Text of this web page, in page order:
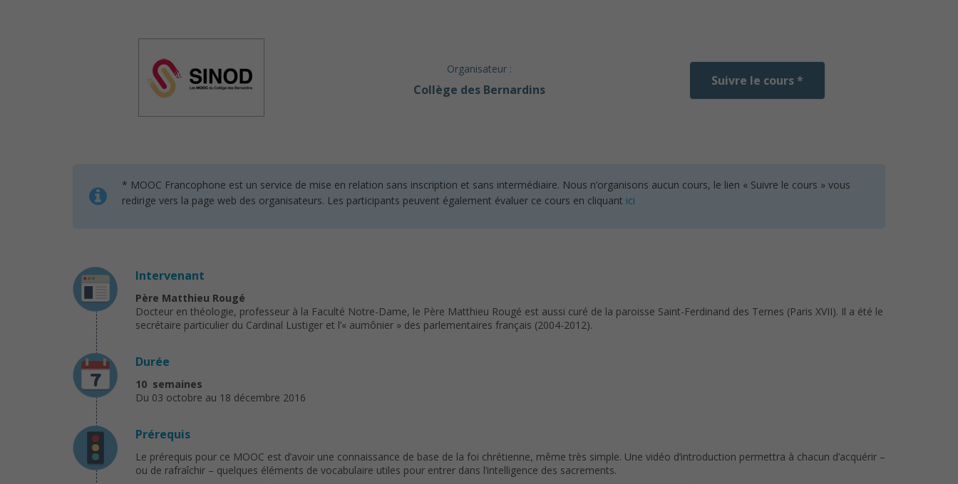
Organisateur :
Collège des Bernardins
Suivre le cours *
* MOOC Francophone est un service de mise en relation sans inscription et sans intermédiaire. Nous n’organisons aucun cours, le lien « Suivre le cours » vous
redirige vers la page web des organisateurs. Les participants peuvent également évaluer ce cours en cliquant ici
Intervenant
Père Matthieu Rougé
Docteur en théologie, professeur à la Faculté Notre-Dame, le Père Matthieu Rougé est aussi curé de la paroisse Saint-Ferdinand des Ternes (Paris XVII). Il a été le
secrétaire particulier du Cardinal Lustiger et l’« aumônier » des parlementaires français (2004-2012).
Durée
10 semaines
Du 03 octobre au 18 décembre 2016
Prérequis
Le prérequis pour ce MOOC est d’avoir une connaissance de base de la foi chrétienne, même très simple. Une vidéo d’introduction permettra à chacun d’acquérir –
ou de rafraîchir – quelques éléments de vocabulaire utiles pour entrer dans l’intelligence des sacrements.